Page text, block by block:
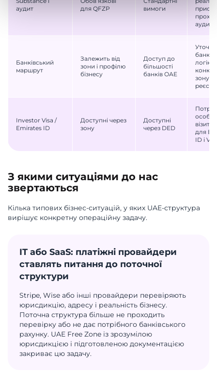
аудит
для QFZP
вимоги
аудит
Банківський
маршрут
Залежить від
зони і профілю
бізнесу
Доступ до
більшості
банків ОАЕ
логіку
зону
Investor Visa /
Emirates ID
Доступні через
зону
Доступні
через DED
візит
для
ID і
З якими ситуаціями до нас
звертаються
Кілька типових бізнес-ситуацій, у яких UAE-структура
вирішує конкретну операційну задачу.
IT або SaaS: платіжні провайдери
ставлять питання до поточної
структури
Stripe, Wise або інші провайдери перевіряють
юрисдикцію, адресу і реальність бізнесу.
Поточна структура більше не проходить
перевірку або не дає потрібного банківського
рахунку. UAE Free Zone із зрозумілою
юрисдикцією і підготовленою документацією
закриває цю задачу.